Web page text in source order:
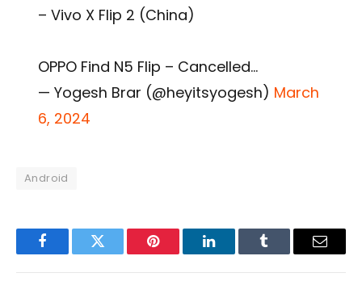
– Vivo X Flip 2 (China)
OPPO Find N5 Flip – Cancelled…
— Yogesh Brar (@heyitsyogesh) March
6, 2024
Android
FacebookTwitter Pinterest LinkedInTumblr Email